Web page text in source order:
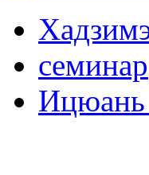
семинар
Ицюань